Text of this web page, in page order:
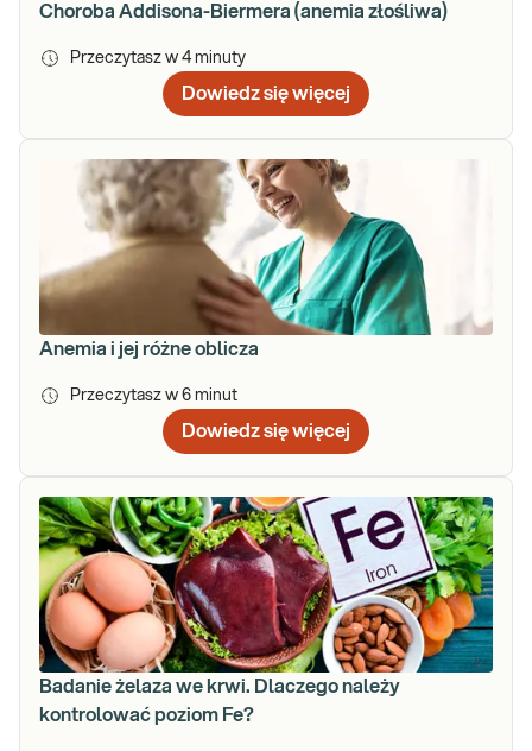
Choroba Addisona-Biermera (anemia złośliwa)
Przeczytasz w 4 minuty
Dowiedz się więcej
Anemia i jej różne oblicza
Przeczytasz w 6 minut
Dowiedz się więcej
Badanie żelaza we krwi. Dlaczego należy
kontrolować poziom Fe?